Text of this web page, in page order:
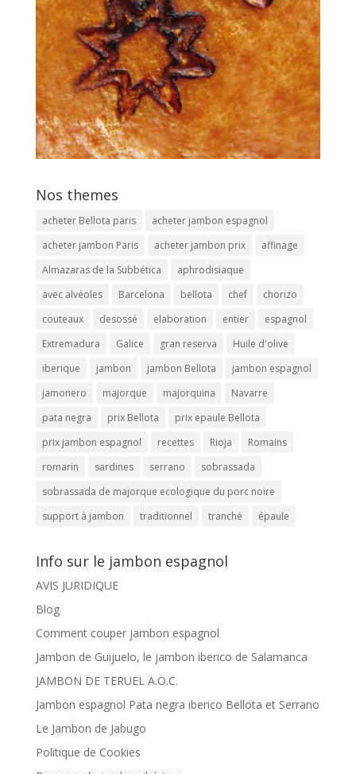
Nos themes
acheter Bellota paris
acheter jambon espagnol
acheter jambon Paris
acheter jambon prix
affinage
Almazaras de la Subbética
aphrodisiaque
avec alvéoles
Barcelona bellota chef
chorizo
couteaux
desossé elaboration entier
espagnol
Extremadura
Galice gran reserva
Huile d'olive
iberique
jambon jambon Bellota
jambon espagnol
jamonero
majorque majorquina
Navarre
pata negra
prix Bellota
prix epaule Bellota
prix jambon espagnol
recettes Rioja
Romains
romarin
sardines serrano
sobrassada
sobrassada de majorque ecologique du porc noire
support à jambon
traditionnel tranché épaule
Info sur le jambon espagnol
AVIS JURIDIQUE
Blog
Comment couper jambon espagnol
Jambon de Guijuelo, le jambon iberico de Salamanca
JAMBON DE TERUEL A.O.C.
Jambon espagnol Pata negra iberico Bellota et Serrano
Le Jambon de Jabugo
Politique de Cookies